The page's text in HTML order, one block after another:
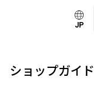
ショップガイド